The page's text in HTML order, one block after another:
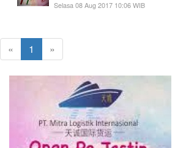
Selasa 08 Aug 2017 10:06 WIB
« 1 »